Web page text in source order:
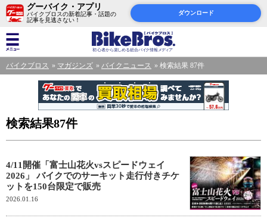
グーバイク・アプリ
バイクブロスの新着記事・話題の
記事を見逃さない！
ダウンロード
バイクブロス マガジンズ バイクニュース 検索結果 87件
検索結果87件
4/11開催「富士山花火vsスピードウェイ
2026」 バイクでのサーキット走行付きチケ
ットを150台限定で販売
2026.01.16